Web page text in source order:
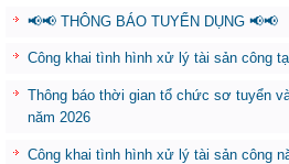
📢📢 THÔNG BÁO TUYỂN DỤNG 📢📢
Công khai tình hình xử lý tài sản công
Thông báo thời gian tổ chức sơ tuyển
năm 2026
Công khai tình hình xử lý tài sản công